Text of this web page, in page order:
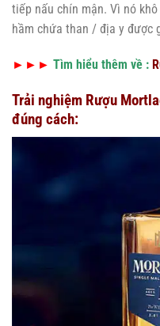
tiếp nấu chín mận. Vì nó
hầm chứa than / địa y được
►►► Tìm hiểu thêm về :
Trải nghiệm Rượu
đúng cách: